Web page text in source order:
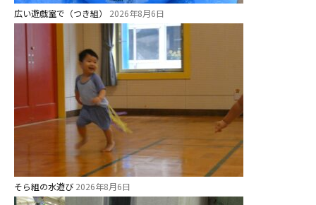
広い遊戯室で（つき組） 2026年8月6日
そら組の水遊び 2026年8月6日